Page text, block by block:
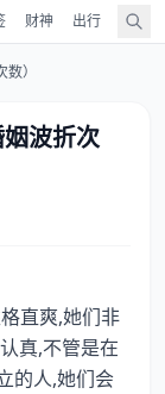
财神 出行 值神
）
波折次
真,不管是在
的人,她们会